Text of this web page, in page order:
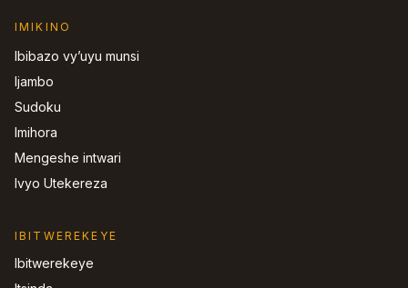
IMIKINO
Ibibazo vy’uyu munsi
Ijambo
Sudoku
Imihora
Mengeshe intwari
Ivyo Utekereza
IBITWEREKEYE
Ibitwerekeye